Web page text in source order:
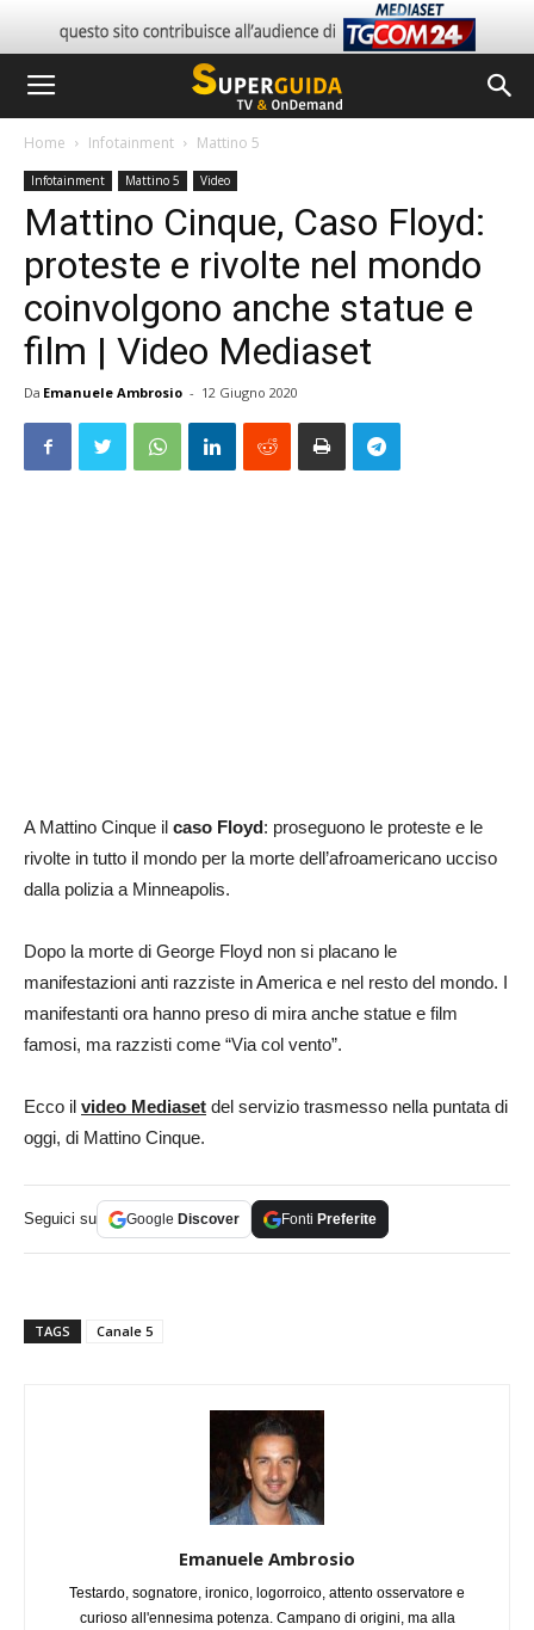
Home Infotainment Mattino 5
Infotainment Mattino 5 Video
Mattino Cinque, Caso Floyd:
proteste e rivolte nel mondo
coinvolgono anche statue e
film | Video Mediaset
Da Emanuele Ambrosio - 12 Giugno 2020
A Mattino Cinque il caso Floyd: proseguono le proteste e le
rivolte in tutto il mondo per la morte dell’afroamericano ucciso
dalla polizia a Minneapolis.
Dopo la morte di George Floyd non si placano le
manifestazioni anti razziste in America e nel resto del mondo. I
manifestanti ora hanno preso di mira anche statue e film
famosi, ma razzisti come “Via col vento”.
Ecco il video Mediaset del servizio trasmesso nella puntata di
oggi, di Mattino Cinque.
Seguici su Google Discover Fonti Preferite
TAGS Canale 5
Emanuele Ambrosio
Testardo, sognatore, ironico, logorroico, attento osservatore e
curioso all'ennesima potenza. Campano di origini, ma alla